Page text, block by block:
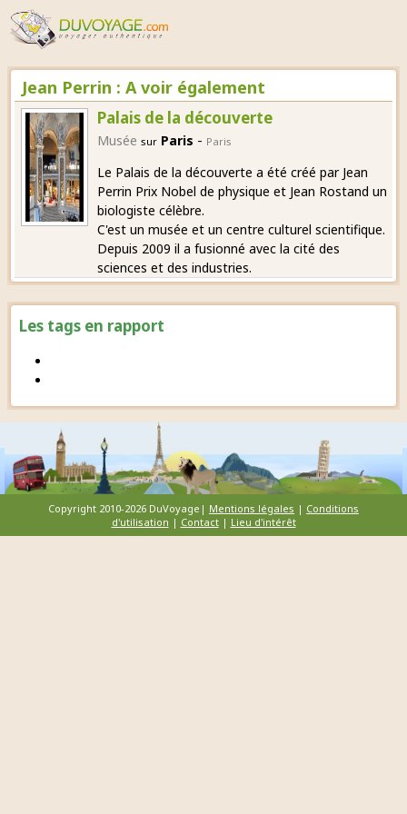
Les tags en rapport
Jean Perrin : A voir également
Palais de la découverte
Musée sur Paris - Paris
Le Palais de la découverte a été créé par Jean
Perrin Prix Nobel de physique et Jean Rostand un
biologiste célèbre.
C'est un musée et un centre culturel scientifique.
Depuis 2009 il a fusionné avec la cité des
sciences et des industries.
Copyright 2010-2026 DuVoyage| Mentions légales | Conditions
d'utilisation | Contact| Lieu d'intérêt